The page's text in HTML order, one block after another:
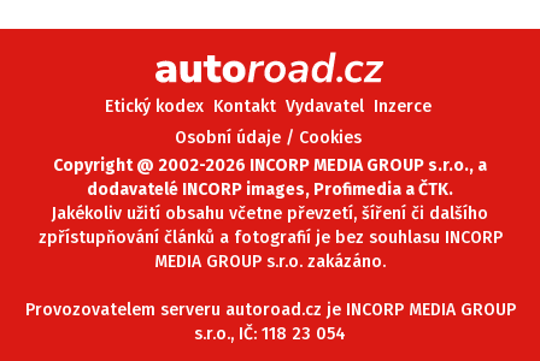
Etický kodex Kontakt Vydavatel Inzerce
Osobní údaje / Cookies
Copyright @ 2002-2026 INCORP MEDIA GROUP s.r.o., a
dodavatelé INCORP images, Profimedia a ČTK.
Jakékoliv užití obsahu včetne převzetí, šíření či dalšího
zpřístupňování článků a fotografií je bez souhlasu INCORP
MEDIA GROUP s.r.o. zakázáno.
Provozovatelem serveru autoroad.cz je INCORP MEDIA GROUP
s.r.o., IČ: 118 23 054